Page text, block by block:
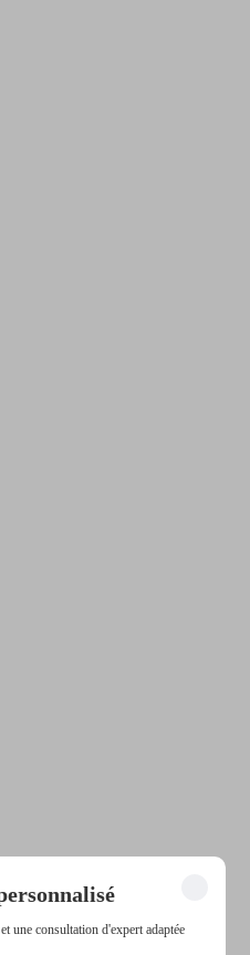
une consultation d'expert adaptée